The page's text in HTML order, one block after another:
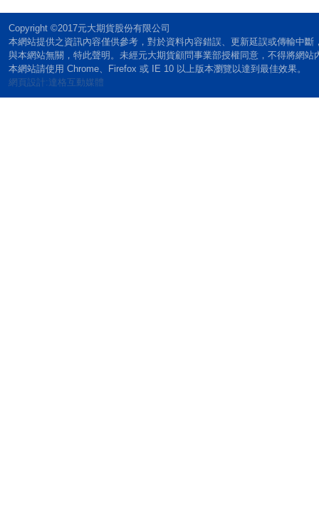
Copyright ©2017元大期貨股份有限公司
本網站提供之資訊內容僅供參考，對於資料內容錯誤、更新延誤或傳輸中
與本網站無關，特此聲明。未經元大期貨顧問事業部授權同意，不得將網站
本網站請使用 Chrome、Firefox 或 IE 10 以上版本瀏覽以達到最佳效果。
網頁設計:達格互動媒體